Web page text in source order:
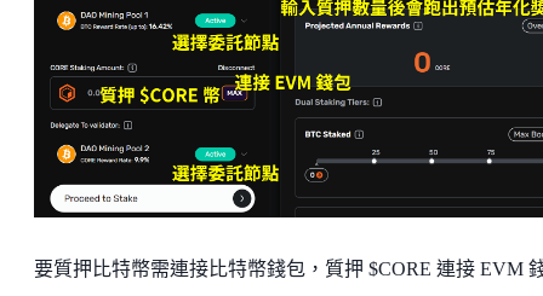
要質押比特幣需連接比特幣錢包，質押 $CORE 連接 EVM